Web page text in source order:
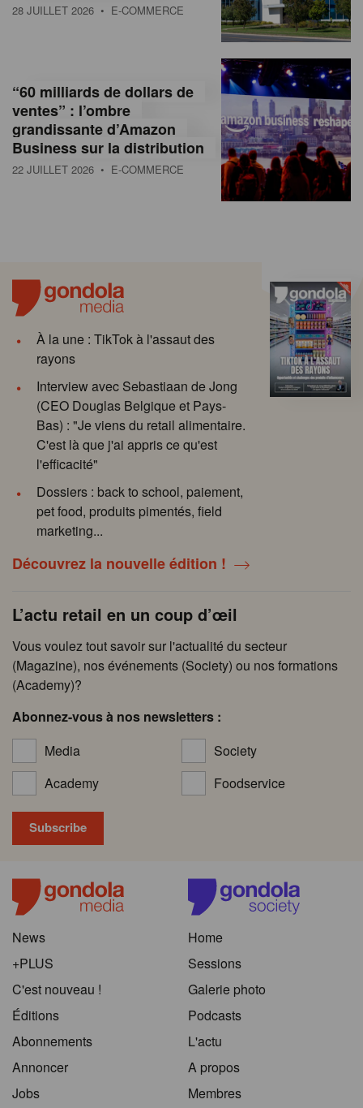
28 JUILLET 2026 • E-COMMERCE
“60 milliards de dollars de
ventes” : l’ombre
grandissante d’Amazon
Business sur la distribution
22 JUILLET 2026 • E-COMMERCE
À la une : TikTok à l'assaut des
rayons
Interview avec Sebastiaan de Jong
(CEO Douglas Belgique et Pays-
Bas) : "Je viens du retail alimentaire.
C'est là que j'ai appris ce qu'est
l'efficacité"
Dossiers : back to school, paiement,
pet food, produits pimentés, field
marketing...
Découvrez la nouvelle édition !
L’actu retail en un coup d’œil
Vous voulez tout savoir sur l'actualité du secteur
(Magazine), nos événements (Society) ou nos formations
(Academy)?
Abonnez-vous à nos newsletters :
Media
Society
Academy
Foodservice
News
+PLUS
C'est nouveau !
Éditions
Abonnements
Annoncer
Jobs
Home
Sessions
Galerie photo
Podcasts
L'actu
A propos
Membres